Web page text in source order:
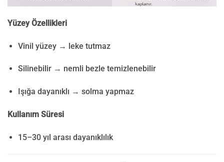
Yüzey Özellikleri
Vinil yüzey → leke tutmaz
Silinebilir → nemli bezle temizlenebilir
Işığa dayanıklı → solma yapmaz
Kullanım Süresi
15–30 yıl arası dayanıklılık